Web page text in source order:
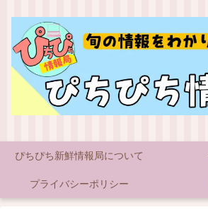
ぴちぴち新鮮情報局について
プライバシーポリシー